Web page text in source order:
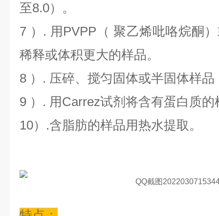
至8.0）。
7 ）. 用PVPP（ 聚乙烯吡咯烷酮
稀释或体积更大的样品。
8 ）. 压碎、搅匀固体或半固体样
9 ）. 用Carrez试剂将含有蛋白质
10）.含脂肪的样品用热水提取。